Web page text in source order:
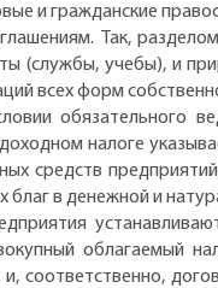
и гражданские
Так,
(службы, учебы), и
всех форм
обязательного
налоге
средств
благ в денежной и
облагаемый
соответственно,